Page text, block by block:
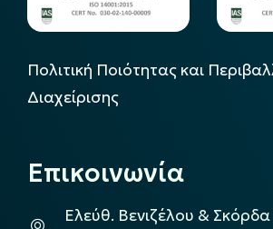
Πολιτική Ποιότητας και
Διαχείρισης
Επικοινωνία
Ελεύθ. Βενιζέλου &